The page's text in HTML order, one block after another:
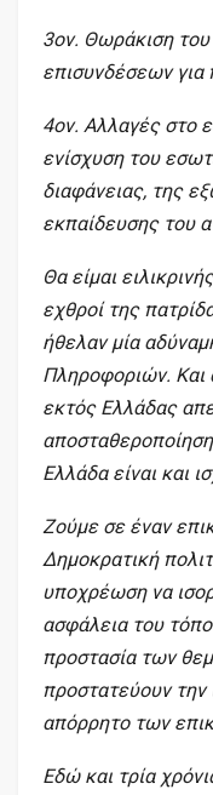
3ον. Θωράκιση του
επισυνδέσεων για
4ον. Αλλαγές στο
ενίσχυση του
διαφάνειας, της
εκπαίδευσης του
Θα είμαι
εχθροί της
ήθελαν μία
Πληροφοριών. Και
εκτός Ελλάδας
Ελλάδα είναι και
Ζούμε σε έναν
Δημοκρατική
υποχρέωση να
ασφάλεια του
προστασία των
προστατεύουν την
απόρρητο των
Εδώ και τρία